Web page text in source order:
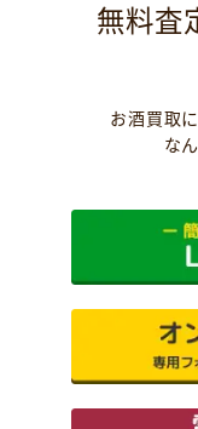
無料査
お酒買取
な